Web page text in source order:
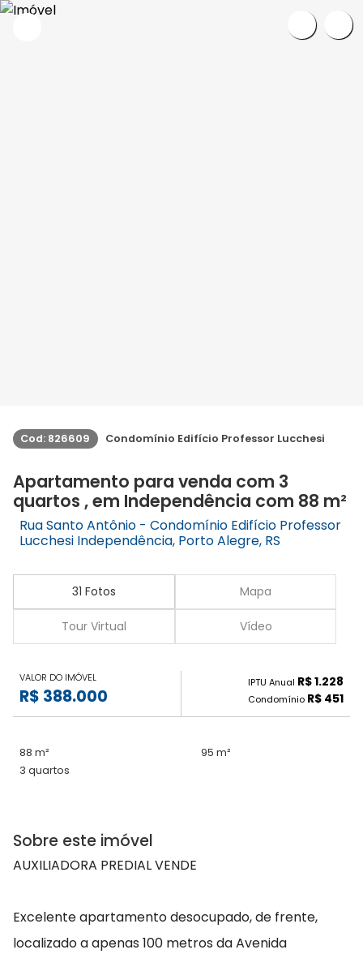
Cod: 826609 Condomínio Edifício Professor Lucchesi
Apartamento para venda com 3
quartos , em Independência com 88 m²
Rua Santo Antônio - Condomínio Edifício Professor
Lucchesi Independência, Porto Alegre, RS
31 Fotos Mapa
Tour Virtual Vídeo
VALOR DO IMÓVEL
R$ 388.000
IPTU Anual R$ 1.228
Condomínio R$ 451
88 m²
95 m²
3 quartos
Sobre este imóvel
AUXILIADORA PREDIAL VENDE
Excelente apartamento desocupado, de frente,
localizado a apenas 100 metros da Avenida